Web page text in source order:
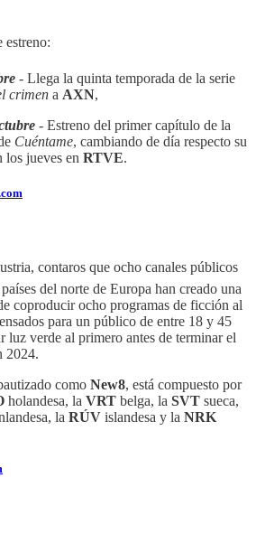
estreno:
- Llega la quinta temporada de la serie
crimen a AXN,
- Estreno del primer capítulo de la
Cuéntame, cambiando de día respecto su
los jueves en RTVE.
contaros que ocho canales públicos
del norte de Europa han creado una
coproducir ocho programas de ficción al
para un público de entre 18 y 45
luz verde al primero antes de terminar el
2024.
como New8, está compuesto por
holandesa, la VRT belga, la SVT sueca,
la RÚV islandesa y la NRK